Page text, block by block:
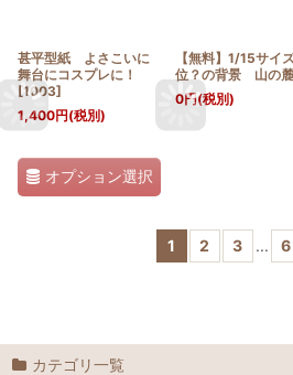
甚平型紙 よさこいに
舞台にコスプレに！
[1003]
1,400円(税別)
オプション選択
【無料】1/15サイ
位？の背景 山の麓
0円(税別)
1 2 3 ... 6
カテゴリ一覧